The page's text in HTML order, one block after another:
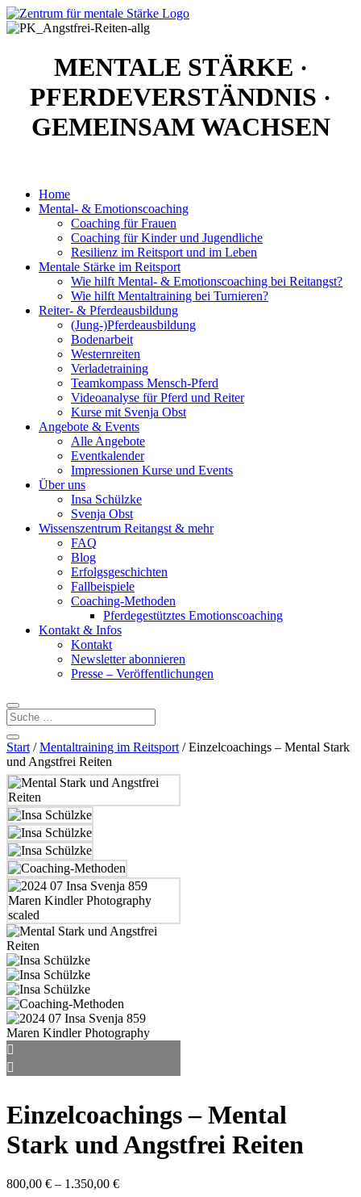
MENTALE STÄRKE ·
PFERDEVERSTÄNDNIS ·
GEMEINSAM WACHSEN
Home
Mental- & Emotionscoaching
Coaching für Frauen
Coaching für Kinder und Jugendliche
Resilienz im Reitsport und im Leben
Mentale Stärke im Reitsport
Wie hilft Mental- & Emotionscoaching bei Reitangst?
Wie hilft Mentaltraining bei Turnieren?
Reiter- & Pferdeausbildung
(Jung-)Pferdeausbildung
Bodenarbeit
Westernreiten
Verladetraining
Teamkompass Mensch-Pferd
Videoanalyse für Pferd und Reiter
Kurse mit Svenja Obst
Angebote & Events
Alle Angebote
Eventkalender
Impressionen Kurse und Events
Über uns
Insa Schülzke
Svenja Obst
Wissenszentrum Reitangst & mehr
FAQ
Blog
Erfolgsgeschichten
Fallbeispiele
Coaching-Methoden
Pferdegestütztes Emotionscoaching
Kontakt & Infos
Kontakt
Newsletter abonnieren
Presse – Veröffentlichungen
Start /Mentaltraining im Reitsport / Einzelcoachings – Mental Stark
und Angstfrei Reiten
Einzelcoachings – Mental
Stark und Angstfrei Reiten
800,00 € – 1.350,00 €